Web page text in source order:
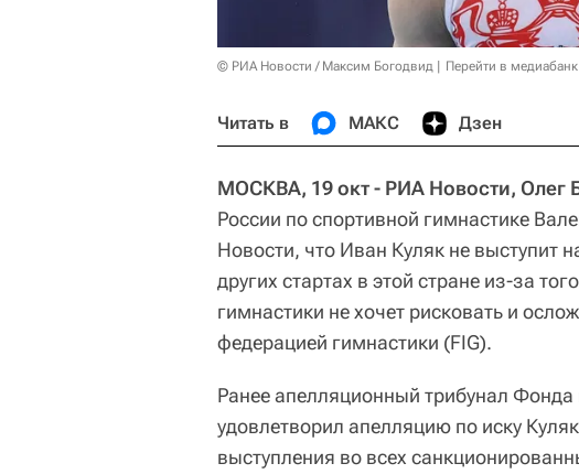
© РИА Новости / Максим Богодвид Перейти в медиабанк
Читать в МАКС Дзен
МОСКВА, 19 окт - РИА Новости, Олег
России по спортивной гимнастике
Новости, что Иван Куляк не выступит
других стартах в этой стране из-за
гимнастики не хочет рисковать и
федерацией гимнастики (FIG).
Ранее апелляционный трибунал Фонда
удовлетворил апелляцию по иску
выступления во всех